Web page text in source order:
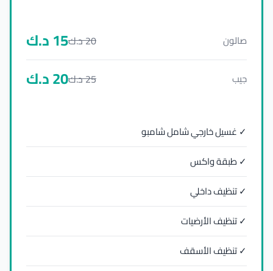
صالون 20د.ك15د.ك
جيب 25د.ك20د.ك
✓ غسيل خارجي شامل شامبو
✓ طبقة واكس
✓ تنظيف داخلي
✓ تنظيف الأرضيات
✓ تنظيف الأسقف